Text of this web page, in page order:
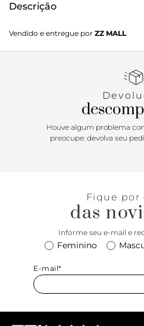
Descrição
Vendido e entregue por ZZ MALL
Houve algum problema
preocupe: devolva seu
Fique por
das
Informe seu e-mail e
Feminino
E-mail*